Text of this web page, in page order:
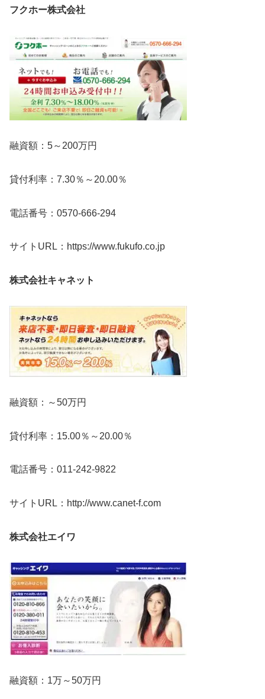
フクホー株式会社
融資額：5～200万円
貸付利率：7.30％～20.00％
電話番号：0570-666-294
サイトURL：https://www.fukufo.co.jp
株式会社キャネット
融資額：～50万円
貸付利率：15.00％～20.00％
電話番号：011-242-9822
サイトURL：http://www.canet-f.com
株式会社エイワ
融資額：1万～50万円